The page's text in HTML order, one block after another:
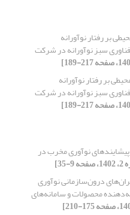
بر رفتار نوآورانه
سبز نوآورانه در شرکت
بر رفتار نوآورانه
سبز نوآورانه در شرکت
نوآوری مخرب در
درون‌سازمانی نوآوری
محصولات و سامانه‌های